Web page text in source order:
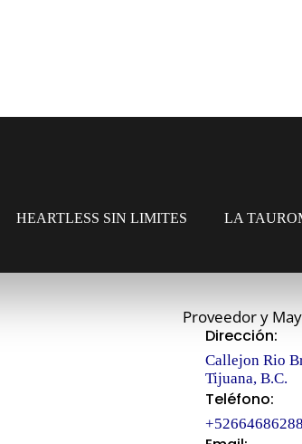
HEARTLESS SIN LIMITES LA
Proveedor y
Dirección:
Callejon Rio
Tijuana, B.C.
Teléfono: